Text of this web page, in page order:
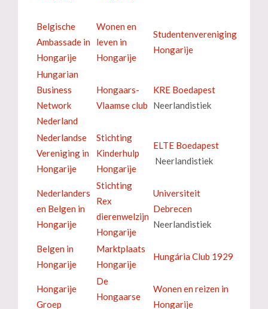
Belgische
Ambassade in
Hongarije
Wonen en
leven in
Hongarije
Studentenvereniging
Hongarije
Hungarian
Business
Network
Nederland
Hongaars-
Vlaamse club
KRE Boedapest
Neerlandistiek
Nederlandse
Vereniging in
Hongarije
Stichting
Kinderhulp
Hongarije
ELTE Boedapest
Neerlandistiek
Nederlanders
en Belgen in
Hongarije
Stichting
Rex
dierenwelzijn
Hongarije
Universiteit
Debrecen
Neerlandistiek
Belgen in
Hongarije
Marktplaats
Hongarije
Hungária Club 1929
Hongarije
Groep
De
Hongaarse
Wonen en reizen in
Hongarije